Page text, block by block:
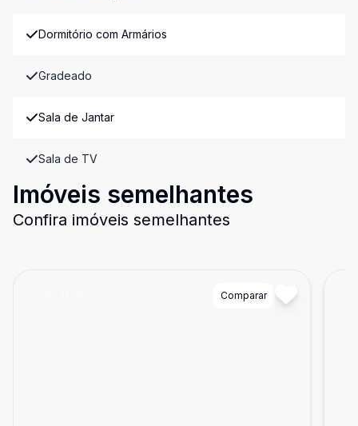
Dormitório com Armários
Gradeado
Sala de Jantar
Sala de TV
Imóveis semelhantes
Confira imóveis semelhantes
Comparar